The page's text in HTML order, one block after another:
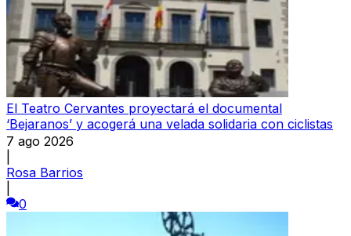
El Teatro Cervantes proyectará el documental
‘Bejaranos’ y acogerá una velada solidaria con ciclistas
7 ago 2026
Rosa Barrios
0